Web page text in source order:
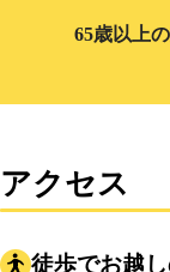
65歳以上
アクセス
徒歩でお越